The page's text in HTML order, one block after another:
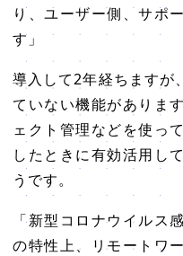
り、ユーザー側、サポ
す」
導入して2年経ちますが
ていない機能がありま
ェクト管理などを使っ
したときに有効活用し
うです。
「新型コロナウイルス
の特性上、リモートワ